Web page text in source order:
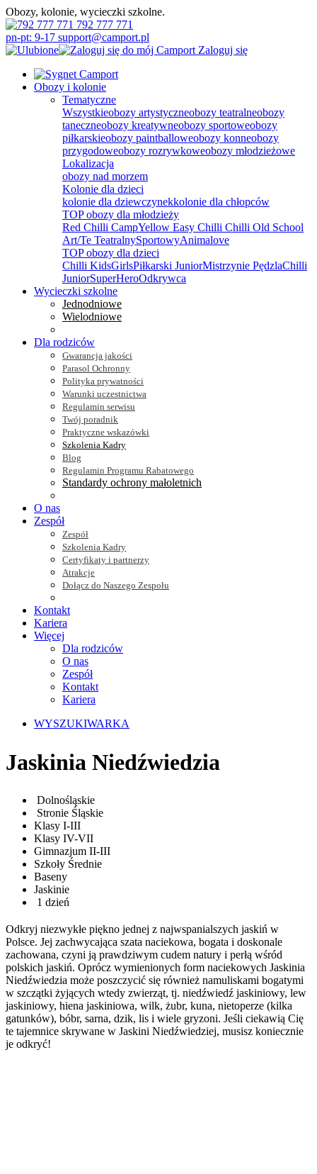
Obozy, kolonie, wycieczki szkolne.
792 777 771
pn-pt: 9-17 support@camport.pl
Zaloguj się
Obozy i kolonie
Tematyczne
Wszystkieobozy artystyczneobozy teatralneobozy
taneczneobozy kreatywneobozy sportoweobozy
piłkarskieobozy paintballoweobozy konneobozy
przygodoweobozy rozrywkoweobozy młodzieżowe
Lokalizacja
obozy nad morzem
Kolonie dla dzieci
kolonie dla dziewczynekkolonie dla chłopców
TOP obozy dla młodzieży
Red Chilli CampYellow Easy Chilli Chilli Old School
Art/Te TeatralnySportowyAnimalove
TOP obozy dla dzieci
Chilli KidsGirlsPiłkarski JuniorMistrzynie PędzlaChilli
JuniorSuperHeroOdkrywca
Wycieczki szkolne
Jednodniowe
Wielodniowe
Dla rodziców
Gwarancja jakości
Parasol Ochronny
Polityka prywatności
Warunki uczestnictwa
Regulamin serwisu
Twój poradnik
Praktyczne wskazówki
Szkolenia Kadry
Blog
Regulamin Programu Rabatowego
Standardy ochrony małoletnich
O nas
Zespół
Zespół
Szkolenia Kadry
Certyfikaty i partnerzy
Atrakcje
Dołącz do Naszego Zespołu
Kontakt
Kariera
Więcej
Dla rodziców
O nas
Zespół
Kontakt
Kariera
WYSZUKIWARKA
Jaskinia Niedźwiedzia
Dolnośląskie
Stronie Śląskie
Klasy I-III
Klasy IV-VII
Gimnazjum II-III
Szkoły Średnie
Baseny
Jaskinie
1 dzień
Odkryj niezwykłe piękno jednej z najwspanialszych jaskiń w
Polsce. Jej zachwycająca szata naciekowa, bogata i doskonale
zachowana, czyni ją prawdziwym cudem natury i perłą wśród
polskich jaskiń. Oprócz wymienionych form naciekowych Jaskinia
Niedźwiedzia może poszczycić się również namuliskami bogatymi
w szczątki żyjących wtedy zwierząt, tj. niedźwiedź jaskiniowy, lew
jaskiniowy, hiena jaskiniowa, wilk, żubr, kuna, nietoperze (kilka
gatunków), bóbr, sarna, dzik, lis i wiele gryzoni. Jeśli ciekawią Cię
te tajemnice skrywane w Jaskini Niedźwiedziej, musisz koniecznie
je odkryć!